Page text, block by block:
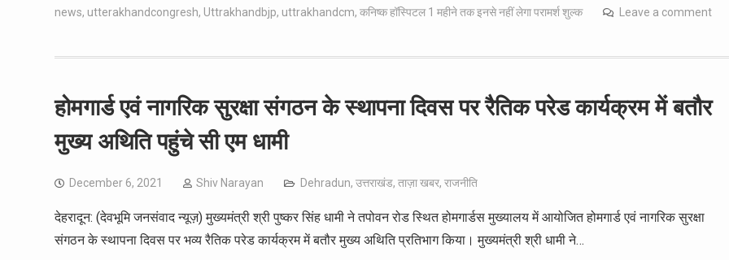
news, utterakhandcongresh, Uttrakhandbjp, uttrakhandcm, कनिष्क हॉस्पिटल 1 महीने तक इनसे नहीं लेगा परामर्श शुल्क Leave a comment
होमगार्ड एवं नागरिक सुरक्षा संगठन के स्थापना दिवस पर रैतिक परेड कार्यक्रम में बतौर
मुख्य अथिति पहुंचे सी एम धामी
December 6, 2021 Shiv Narayan Dehradun, उत्तराखंड, ताज़ा खबर, राजनीति
देहरादून: (देवभूमि जनसंवाद न्यूज़) मुख्यमंत्री श्री पुष्कर सिंह धामी ने तपोवन रोड स्थित होमगार्डस मुख्यालय में आयोजित होमगार्ड एवं नागरिक सुरक्षा
संगठन के स्थापना दिवस पर भव्य रैतिक परेड कार्यक्रम में बतौर मुख्य अथिति प्रतिभाग किया। मुख्यमंत्री श्री धामी ने…